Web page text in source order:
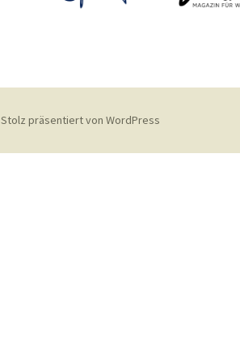
Stolz präsentiert von WordPress